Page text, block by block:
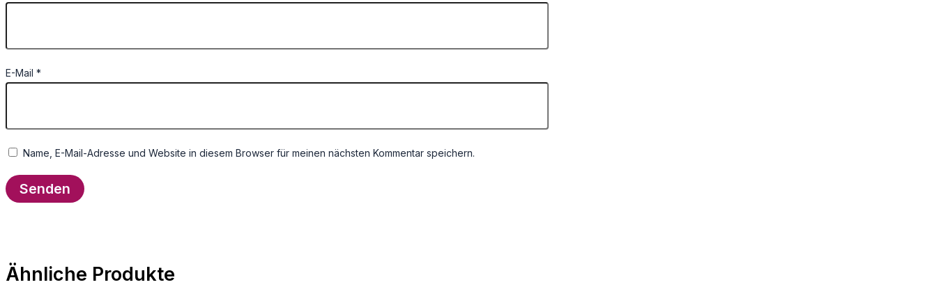
E-Mail *
Name, E-Mail-Adresse und Website in diesem Browser für meinen nächsten Kommentar speichern.
Ähnliche Produkte